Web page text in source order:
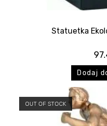
Statuetka
Dodaj
OUT OF STOCK